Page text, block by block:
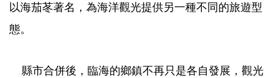
以海茄苳著名，為海洋觀光提供另一種不同的旅遊型
態。
縣市合併後，臨海的鄉鎮不再只是各自發展，觀光